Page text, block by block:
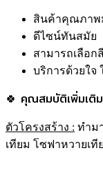
สินค้าคุณภาพ
ดีไซน์ทันสมัย
สามารถเลือก
บริการด้วยใจ
🍀 คุณสมบัติเพิ่มเติม
ตัวโครงสร้าง : ทำม
เทียม โซฟาหวายเที